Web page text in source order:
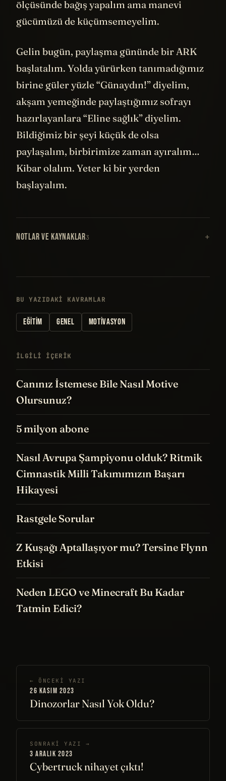
ölçüsünde bağış yapalım ama manevi
gücümüzü de küçümsemeyelim.
Gelin bugün, paylaşma gününde bir ARK
başlatalım. Yolda yürürken tanımadığımız
birine güler yüzle “Günaydın!” diyelim,
akşam yemeğinde paylaştığımız sofrayı
hazırlayanlara “Eline sağlık” diyelim.
Bildiğimiz bir şeyi küçük de olsa
paylaşalım, birbirimize zaman ayıralım…
Kibar olalım. Yeter ki bir yerden
başlayalım.
NOTLAR VE KAYNAKLAR3
BU YAZIDAKI KAVRAMLAR
EĞITIM GENEL MOTIVASYON
İLGILI IÇERIK
Canınız İstemese Bile Nasıl Motive
Olursunuz?
5 milyon abone
Nasıl Avrupa Şampiyonu olduk? Ritmik
Cimnastik Milli Takımımızın Başarı
Hikayesi
Rastgele Sorular
Z Kuşağı Aptallaşıyor mu? Tersine Flynn
Etkisi
Neden LEGO ve Minecraft Bu Kadar
Tatmin Edici?
← ÖNCEKI YAZI
26 KASIM 2023
Dinozorlar Nasıl Yok Oldu?
SONRAKI YAZI →
3 ARALIK 2023
Cybertruck nihayet çıktı!